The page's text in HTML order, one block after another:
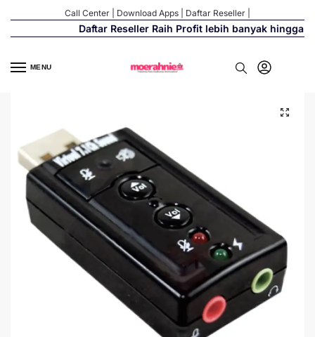
Call Center Download Apps Daftar Reseller
Daftar Reseller Raih Profit lebih banyak hingga
MENU